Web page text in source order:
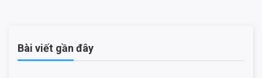
Bài viết gần đây